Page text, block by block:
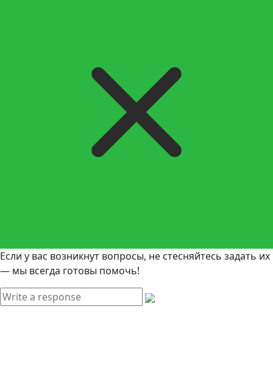
Если у вас возникнут вопросы, не стесняйтесь задать их
— мы всегда готовы помочь!